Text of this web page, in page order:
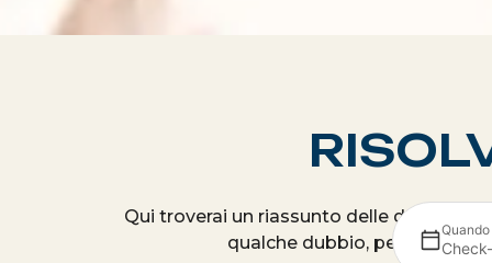
Quando
Qui troverai un riassunto delle domande
qualche dubbio, per favore,